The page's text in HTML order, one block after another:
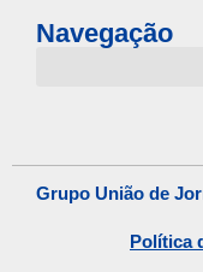
Navegação
Grupo União de
Política